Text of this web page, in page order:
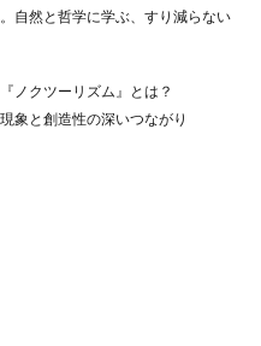
自然と哲学に学ぶ、すり減らない
ノクツーリズム』とは？
象と創造性の深いつながり